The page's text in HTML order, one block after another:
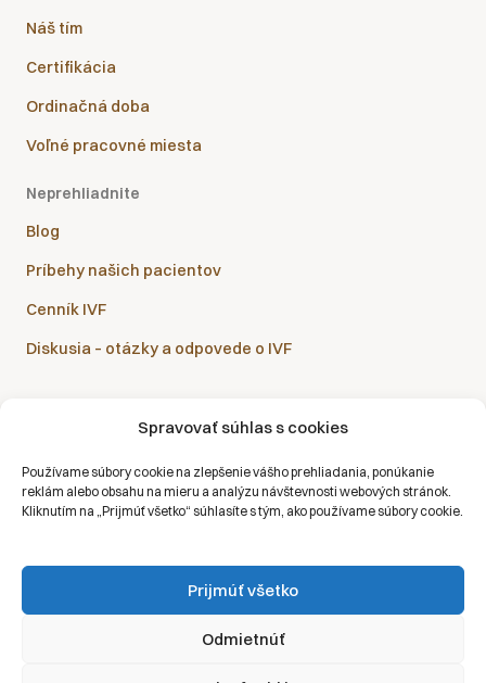
Spravovať súhlas s cookies
Používame súbory cookie na zlepšenie vášho prehliadania, ponúkanie
reklám alebo obsahu na mieru a analýzu návštevnosti webových stránok.
Kliknutím na „Prijmúť všetko“ súhlasíte s tým, ako používame súbory cookie.
Prijmúť všetko
Odmietnúť
Náš tím
Certifikácia
Ordinačná doba
Voľné pracovné miesta
Neprehliadnite
Blog
Príbehy našich pacientov
Cenník IVF
Diskusia – otázky a odpovede o IVF
Sanatórium Helios je partnerom všetkých zdravotných
poisťovní:
Copyright © 2026 | Všetky práva vyhradené | Sanatórium Helios SK